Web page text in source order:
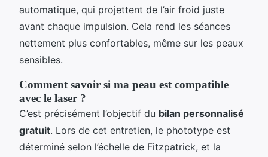
automatique, qui projettent de l’air froid juste
avant chaque impulsion. Cela rend les séances
nettement plus confortables, même sur les peaux
sensibles.
Comment savoir si ma peau est compatible
avec le laser ?
C’est précisément l’objectif du bilan personnalisé
gratuit. Lors de cet entretien, le phototype est
déterminé selon l’échelle de Fitzpatrick, et la